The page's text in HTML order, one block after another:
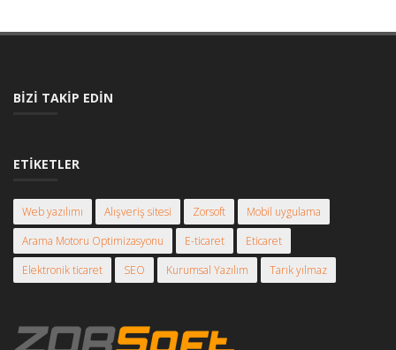
BIZI TAKIP EDIN
ETIKETLER
Web yazılımı Alışveriş sitesi Zorsoft
Mobil uygulama
Arama Motoru Optimizasyonu
E-ticaret
Eticaret
Elektronik ticaret
SEO Kurumsal Yazılım Tarık yılmaz